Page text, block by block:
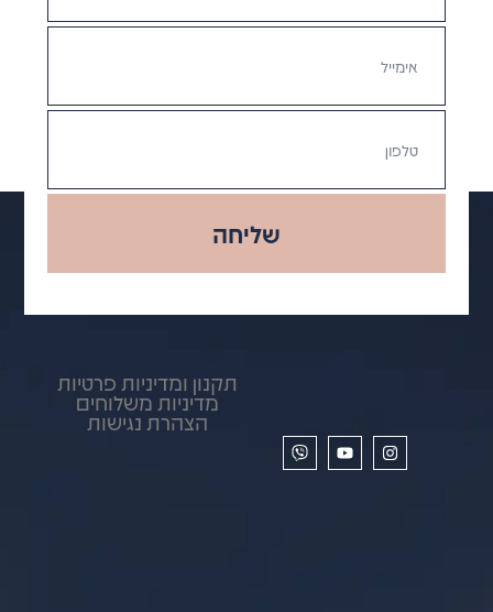
שליחה
תקנון ומדיניות פרטיות
מדיניות משלוחים
הצהרת נגישות